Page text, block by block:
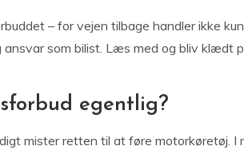
– for vejen tilbage handler ikke
ansvar som bilist. Læs med og bliv klædt
egentlig?
mister retten til at føre motorkøretøj. I